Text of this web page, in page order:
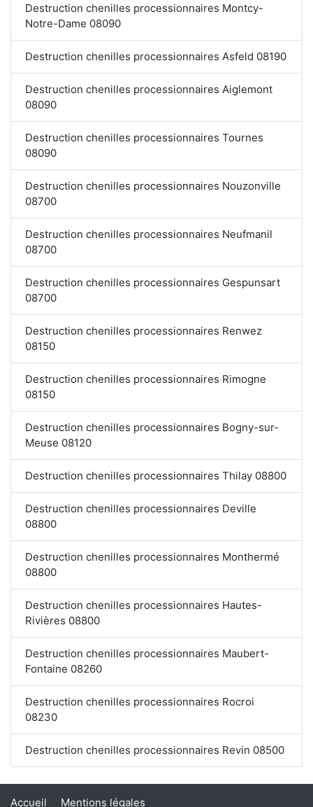
Destruction chenilles processionnaires Montcy-
Notre-Dame 08090
Destruction chenilles processionnaires Asfeld 08190
Destruction chenilles processionnaires Aiglemont
08090
Destruction chenilles processionnaires Tournes
08090
Destruction chenilles processionnaires Nouzonville
08700
Destruction chenilles processionnaires Neufmanil
08700
Destruction chenilles processionnaires Gespunsart
08700
Destruction chenilles processionnaires Renwez
08150
Destruction chenilles processionnaires Rimogne
08150
Destruction chenilles processionnaires Bogny-sur-
Meuse 08120
Destruction chenilles processionnaires Thilay 08800
Destruction chenilles processionnaires Deville
08800
Destruction chenilles processionnaires Monthermé
08800
Destruction chenilles processionnaires Hautes-
Rivières 08800
Destruction chenilles processionnaires Maubert-
Fontaine 08260
Destruction chenilles processionnaires Rocroi
08230
Destruction chenilles processionnaires Revin 08500
Accueil Mentions légales